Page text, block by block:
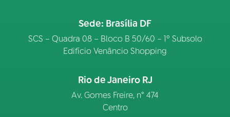
Sede: Brasília DF
SCS – Quadra 08 – Bloco B 50/60 – 1º Subsolo
Edifício Venâncio Shopping
Rio de Janeiro RJ
Av. Gomes Freire, n° 474
Centro